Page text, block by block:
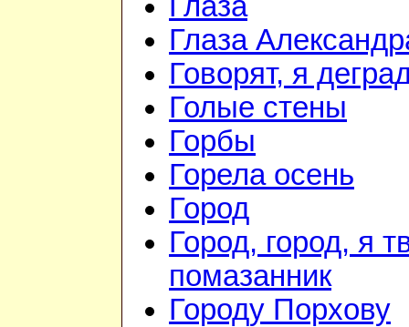
Глаза
Глаза
Говорят, я
Голые стены
Горбы
Горела осень
Город
Город, город, я
помазанник
Городу Порхову